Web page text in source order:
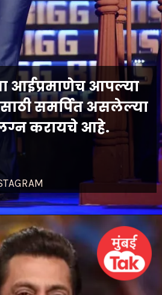
आईप्रमाणेच आपल्या
समर्पित असलेल्या
करायचे आहे.